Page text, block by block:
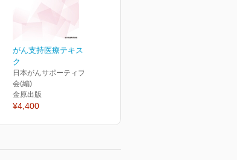
がん支持医療テキストブッ
ク
日本がんサポーティブケア学
会(編)
金原出版
¥4,400